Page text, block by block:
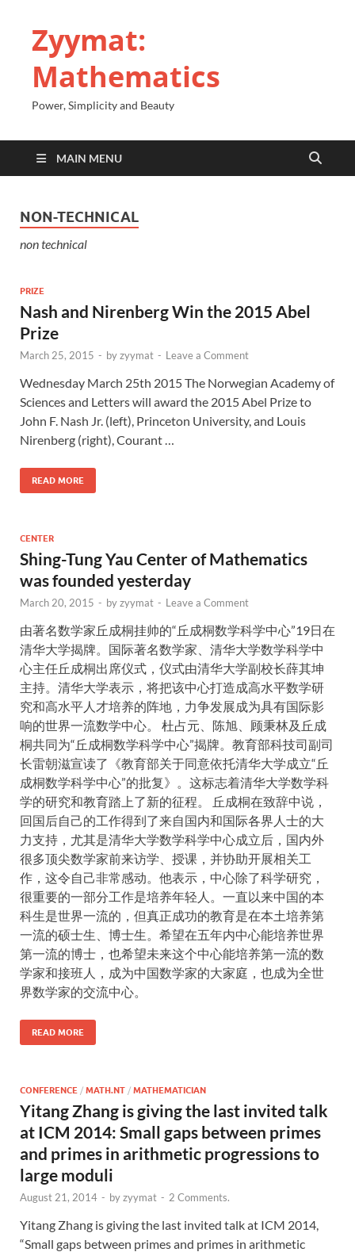
Zyymat:
Mathematics
Power, Simplicity and Beauty
MAIN MENU
NON-TECHNICAL
non technical
PRIZE
Nash and Nirenberg Win the 2015 Abel
Prize
March 25, 2015 - byzyymat - Leave a Comment
Wednesday March 25th 2015 The Norwegian Academy of
Sciences and Letters will award the 2015 Abel Prize to
John F. Nash Jr. (left), Princeton University, and Louis
Nirenberg (right), Courant …
READ MORE
CENTER
Shing-Tung Yau Center of Mathematics
was founded yesterday
March 20, 2015 - byzyymat - Leave a Comment
由著名数学家丘成桐挂帅的“丘成桐数学科学中心”19日在
清华大学揭牌。国际著名数学家、清华大学数学科学中
心主任丘成桐出席仪式，仪式由清华大学副校长薛其坤
主持。清华大学表示，将把该中心打造成高水平数学研
究和高水平人才培养的阵地，力争发展成为具有国际影
响的世界一流数学中心。 杜占元、陈旭、顾秉林及丘成
桐共同为“丘成桐数学科学中心”揭牌。教育部科技司副司
长雷朝滋宣读了《教育部关于同意依托清华大学成立“丘
成桐数学科学中心”的批复》。这标志着清华大学数学科
学的研究和教育踏上了新的征程。 丘成桐在致辞中说，
回国后自己的工作得到了来自国内和国际各界人士的大
力支持，尤其是清华大学数学科学中心成立后，国内外
很多顶尖数学家前来访学、授课，并协助开展相关工
作，这令自己非常感动。他表示，中心除了科学研究，
很重要的一部分工作是培养年轻人。一直以来中国的本
科生是世界一流的，但真正成功的教育是在本土培养第
一流的硕士生、博士生。希望在五年内中心能培养世界
第一流的博士，也希望未来这个中心能培养第一流的数
学家和接班人，成为中国数学家的大家庭，也成为全世
界数学家的交流中心。
READ MORE
CONFERENCE / MATH.NT / MATHEMATICIAN
Yitang Zhang is giving the last invited talk
at ICM 2014: Small gaps between primes
and primes in arithmetic progressions to
large moduli
August 21, 2014 - byzyymat - 2 Comments.
Yitang Zhang is giving the last invited talk at ICM 2014,
“Small gaps between primes and primes in arithmetic